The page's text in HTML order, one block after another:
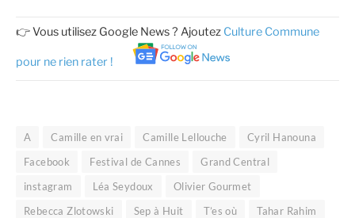
👉 Vous utilisez Google News ? Ajoutez Culture Commune
pour ne rien rater !
A Camille en vrai Camille Lellouche
Cyril Hanouna
Facebook
Festival de Cannes
Grand Central
instagram
Léa Seydoux
Olivier Gourmet
Rebecca Zlotowski
Sep à Huit T’es où
Tahar Rahim